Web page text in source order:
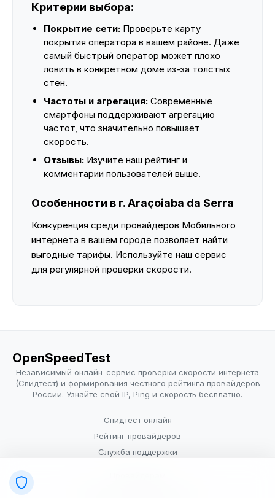
Критерии выбора:
Покрытие сети: Проверьте карту
покрытия оператора в вашем районе. Даже
самый быстрый оператор может плохо
ловить в конкретном доме из-за толстых
стен.
Частоты и агрегация: Современные
смартфоны поддерживают агрегацию
частот, что значительно повышает
скорость.
Отзывы: Изучите наш рейтинг и
комментарии пользователей выше.
Особенности в г. Araçoiaba da Serra
Конкуренция среди провайдеров Мобильного
интернета в вашем городе позволяет найти
выгодные тарифы. Используйте наш сервис
для регулярной проверки скорости.
OpenSpeedTest
Независимый онлайн-сервис проверки скорости интернета
(Спидтест) и формирования честного рейтинга провайдеров
России. Узнайте свой IP, Ping и скорость бесплатно.
Спидтест онлайн
Рейтинг провайдеров
Служба поддержки